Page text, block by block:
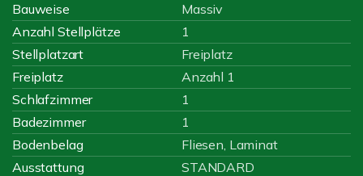
Bauweise
Massiv
Anzahl Stellplätze
1
Stellplatzart
Freiplatz
Freiplatz
Anzahl 1
Schlafzimmer
1
Badezimmer
1
Bodenbelag
Fliesen, Laminat
Ausstattung
STANDARD